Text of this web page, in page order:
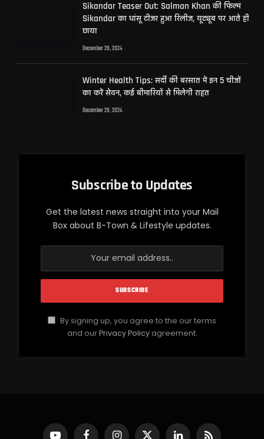
Sikandar Teaser Out: Salman Khan की फिल्म
Sikandar का धांसू टीजर हुआ रिलीज, यूट्यूब पर आते ही
छाया
December 29, 2024
Winter Health Tips: सर्दी की बरसात में इन 5 चीजों
का करें सेवन, कई बीमारियों से मिलेगी राहत
December 29, 2024
Subscribe to Updates
Get the latest news straight into your Mail
Box about B-Town & Lifestyle updates.
By signing up, you agree to the our terms
and ourPrivacy Policyagreement.